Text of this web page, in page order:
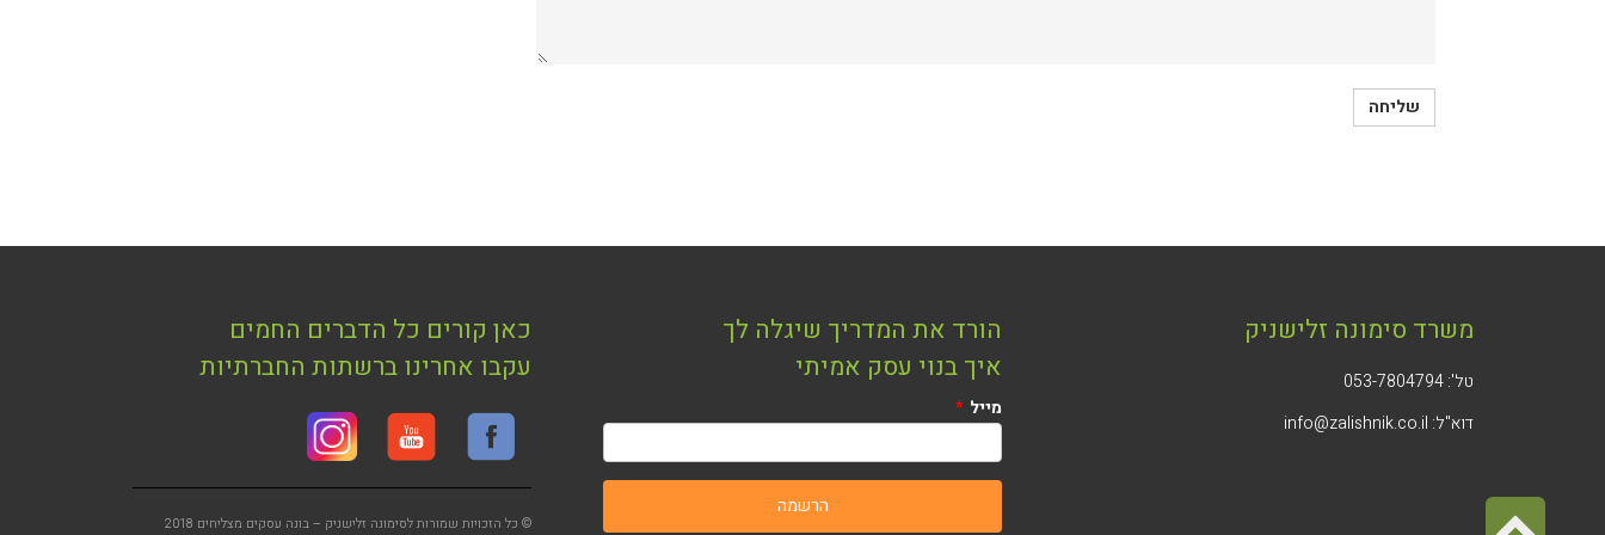
משרד סימונה זלישניק
טל': 053-7804794
דוא"ל: info@zalishnik.co.il
הורד את המדריך שיגלה לך
איך בנוי עסק אמיתי
מייל
כאן קורים כל הדברים החמים
עקבו אחרינו ברשתות החברתיות
© כל הזכויות שמורות לסימונה זלישניק – בונה עסקים מצליחים 2018